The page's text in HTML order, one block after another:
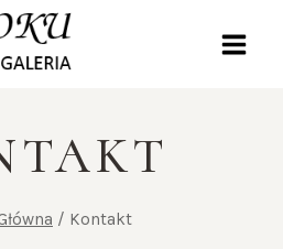
/ Kontakt